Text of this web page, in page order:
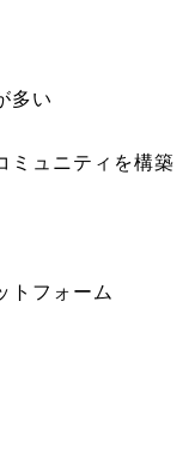
多い
ミュニティを構築
トフォーム